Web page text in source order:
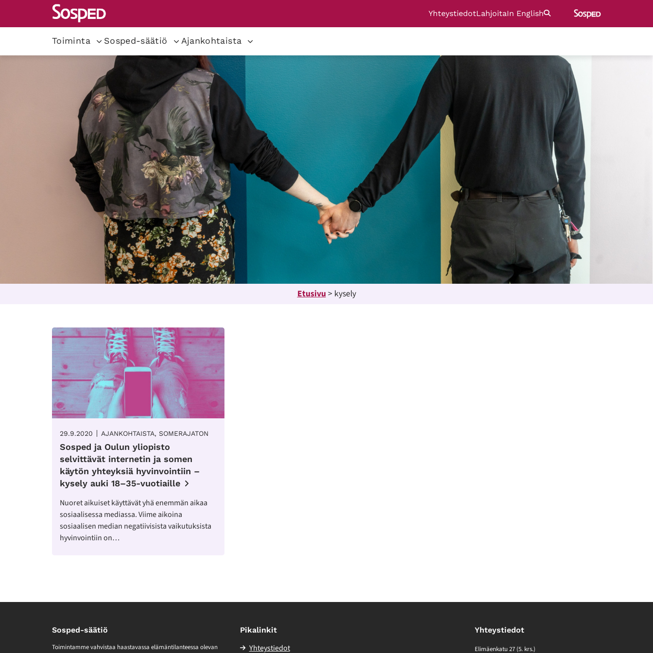
YhteystiedotLahjoitaIn English
Toiminta Sosped-säätiö Ajankohtaista
Etusivu> kysely
29.9.2020 AJANKOHTAISTA, SOMERAJATON
Sosped ja Oulun yliopisto
selvittävät internetin ja somen
käytön yhteyksiä hyvinvointiin –
kysely auki 18–35-vuotiaille
Nuoret aikuiset käyttävät yhä enemmän aikaa
sosiaalisessa mediassa. Viime aikoina
sosiaalisen median negatiivisista vaikutuksista
hyvinvointiin on…
Sosped-säätiö
Toimintamme vahvistaa haastavassa elämäntilanteessa olevan
Pikalinkit
Yhteystiedot
Yhteystiedot
Elimäenkatu 27 (5. krs.)